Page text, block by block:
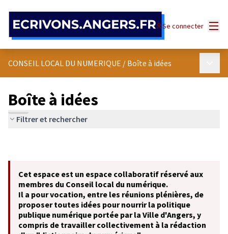
Se connecter
CONSEIL LOCAL DU NUMERIQUE / Boîte à idées
Boîte à idées
Filtrer et rechercher
Cet espace est un espace collaboratif réservé aux
membres du Conseil local du numérique.
Il a pour vocation, entre les réunions plénières, de
proposer toutes idées pour nourrir la politique
publique numérique portée par la Ville d'Angers, y
compris de travailler collectivement à la rédaction